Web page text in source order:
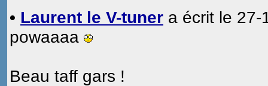
• Laurent le V-tuner a écrit le 27-
powaaaa
Beau taff gars !